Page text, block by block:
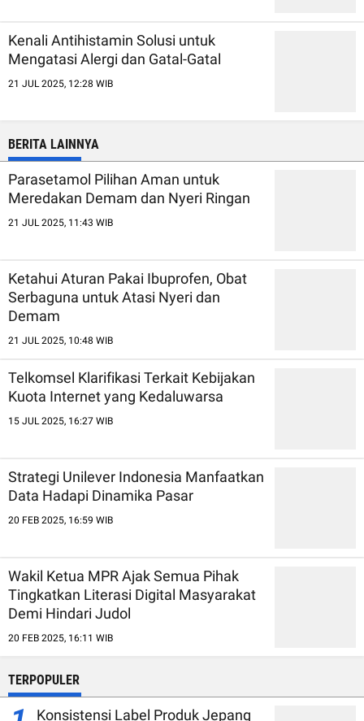
Kenali Antihistamin Solusi untuk
Mengatasi Alergi dan Gatal-Gatal
21 JUL 2025, 12:28 WIB
BERITA LAINNYA
Parasetamol Pilihan Aman untuk
Meredakan Demam dan Nyeri Ringan
21 JUL 2025, 11:43 WIB
Ketahui Aturan Pakai Ibuprofen, Obat
Serbaguna untuk Atasi Nyeri dan
Demam
21 JUL 2025, 10:48 WIB
Telkomsel Klarifikasi Terkait Kebijakan
Kuota Internet yang Kedaluwarsa
15 JUL 2025, 16:27 WIB
Strategi Unilever Indonesia Manfaatkan
Data Hadapi Dinamika Pasar
20 FEB 2025, 16:59 WIB
Wakil Ketua MPR Ajak Semua Pihak
Tingkatkan Literasi Digital Masyarakat
Demi Hindari Judol
20 FEB 2025, 16:11 WIB
TERPOPULER
Konsistensi Label Produk Jepang